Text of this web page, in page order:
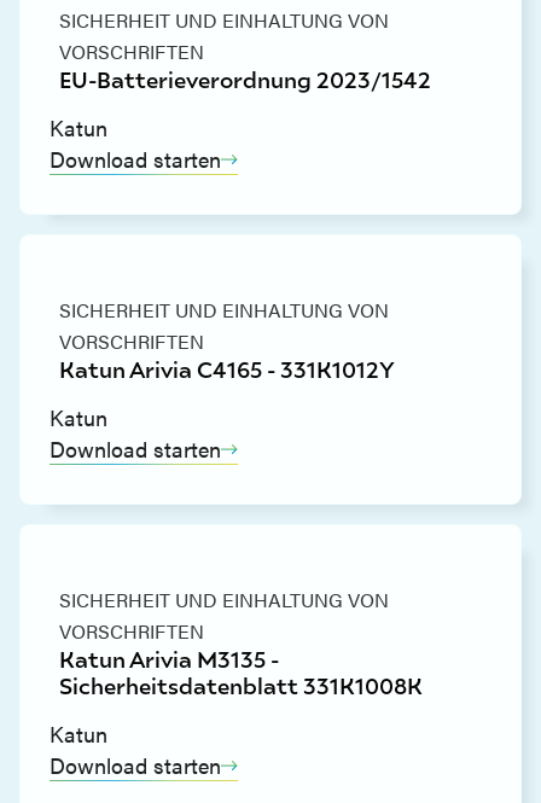
SICHERHEIT UND EINHALTUNG VON
VORSCHRIFTEN
EU-Batterieverordnung 2023/1542
Katun
Download starten
SICHERHEIT UND EINHALTUNG VON
VORSCHRIFTEN
Katun Arivia C4165 - 331K1012Y
Katun
Download starten
SICHERHEIT UND EINHALTUNG VON
VORSCHRIFTEN
Katun Arivia M3135 -
Sicherheitsdatenblatt 331K1008K
Katun
Download starten